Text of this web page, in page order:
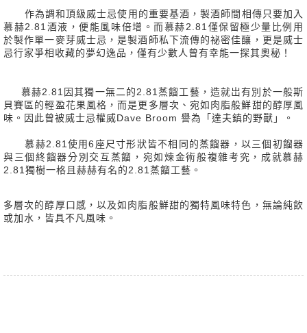
作為調和頂級威士忌使用的重要基酒，製酒師間相傳只要加入
慕赫2.81酒液，便能風味倍增。而慕赫2.81僅保留極少量比例用
於製作單一麥芽威士忌，是製酒師私下流傳的祕密佳釀，更是威士
忌行家爭相收藏的夢幻逸品，僅有少數人曾有幸能一探其奧秘！
慕赫2.81因其獨一無二的2.81蒸餾工藝，造就岀有別於一般斯
貝賽區的輕盈花果風格，而是更多層次、宛如肉脂般鮮甜的醇厚風
味。因此曾被威士忌權威Dave Broom 譽為「達夫鎮的野獸」。
慕赫2.81使用6座尺寸形狀皆不相同的蒸餾器，以三個初餾器
與三個終餾器分別交互蒸餾，宛如煉金術般複雜考究，成就慕赫
2.81獨樹一格且赫赫有名的2.81蒸餾工藝。
多層次的醇厚口感，以及如肉脂般鮮甜的獨特風味特色，無論純飲
或加水，皆具不凡風味。